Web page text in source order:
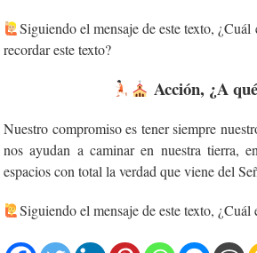
Siguiendo el mensaje de este texto,
recordar este texto?
Acción, ¿A
Nuestro compromiso es tener siempre
nos ayudan a caminar en nuestra tierra,
espacios con total la verdad que viene del
‍Siguiendo el mensaje de este texto,